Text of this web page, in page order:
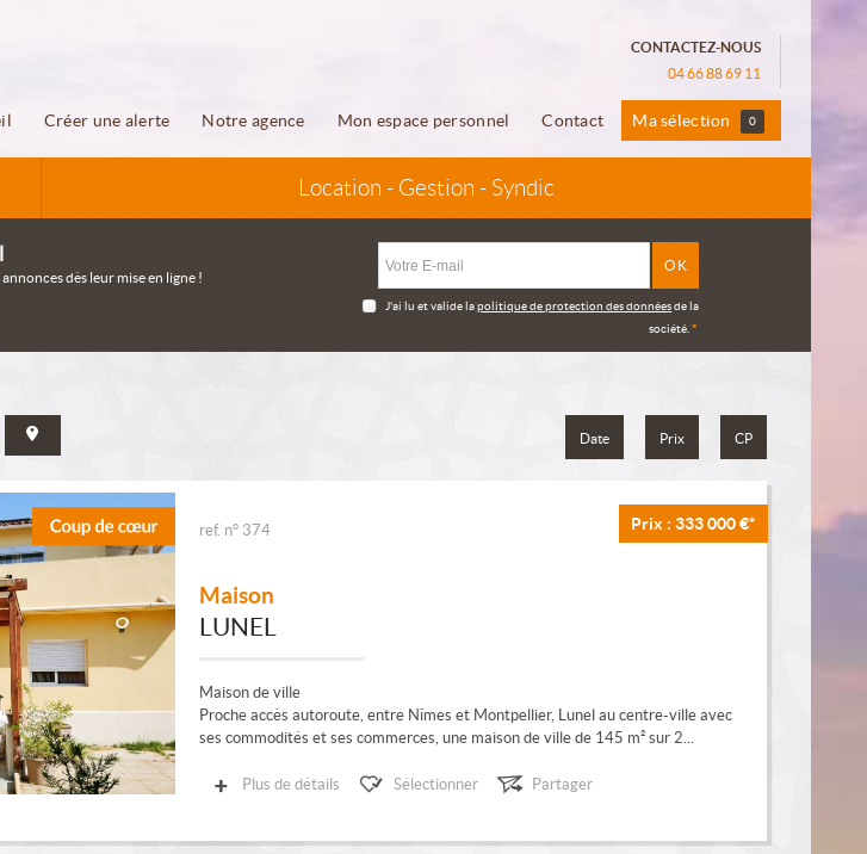
CONTACTEZ-NOUS
04 66 88 69 11
Créer une alerte Notre agence Mon espace personnel Contact Ma sélection 0
Location - Gestion - Syndic
dès leur mise en ligne !
J'ai lu et valide lapolitique de protection des données de la
société. *
Date Prix CP
Prix : 333 000 €*
ref. n° 374
Maison
LUNEL
Maison de ville
Proche accès autoroute, entre Nîmes et Montpellier, Lunel au centre-ville avec
ses commodités et ses commerces, une maison de ville de 145 m² sur 2...
Plus de détails Sélectionner Partager